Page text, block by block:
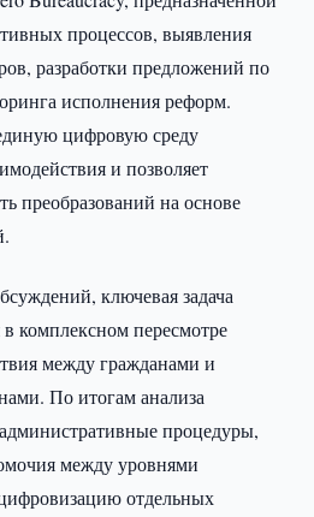
процессов, выявления
разработки предложений по
исполнения реформ.
цифровую среду
и позволяет
преобразований на основе
ключевая задача
комплексном пересмотре
между гражданами и
По итогам анализа
процедуры,
между уровнями
отдельных